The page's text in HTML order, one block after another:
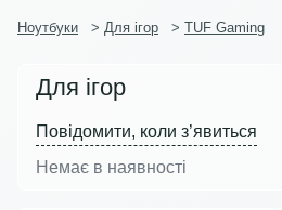
Ноутбуки > Для ігор > TUF Gaming
Для ігор
Повідомити, коли з’явиться
Немає в наявності